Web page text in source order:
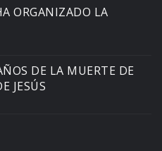
ORGANIZADO LA
DE LA MUERTE DE
JESÚS